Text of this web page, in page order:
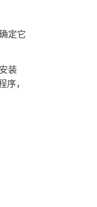
定它
装
序，